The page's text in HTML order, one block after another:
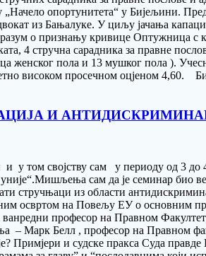
„Начело опортунитета“ у Бијељини.
из Бањалуке. У циљу јачања
о признању кривице Оптужница
4 стручна сарадника за правне
женског пола и 13 мушког пола ).
високом просечном оцјеном
И
у том својству сам у периоду од 3
сам да је семинар био
стручњаци из области
освртом на Повељу ЕУ о основним
професор на Правном
– Марк Белл , професор на Правном
Примјери и судске пракса Суда